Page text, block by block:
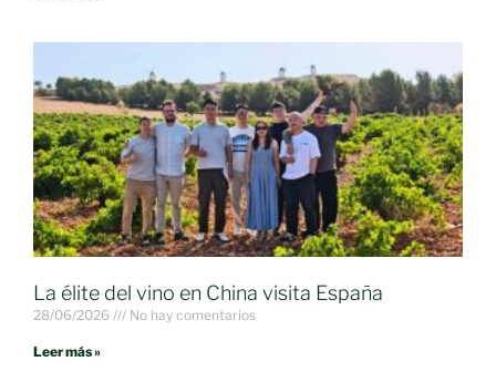
La élite del vino en China visita España
28/06/2026 No hay comentarios
Leer más »